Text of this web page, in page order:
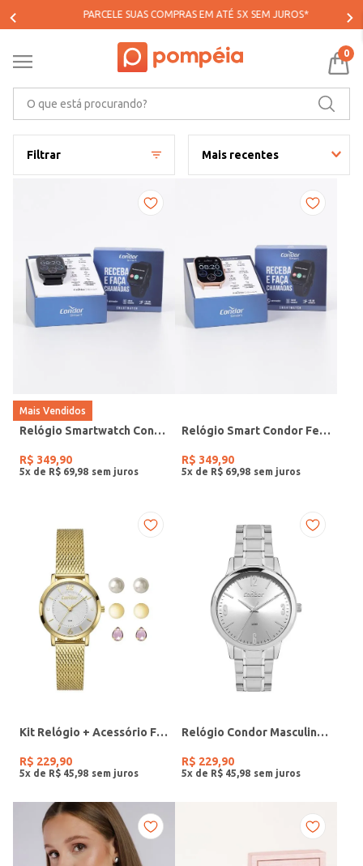
PARCELE SUAS COMPRAS EM ATÉ 5X SEM JUROS*
0
Filtrar Mais recentes
Mais Vendidos
Relógio Smartwatch Condor PRETO
R$ 349,90
5x de R$ 69 98
Relógio Smart Condor Feminino ROSE
R$ 349,90
5x de R$ 69 98
Kit Relógio + Acessório Feminino DOURADO
R$ 229,90
5x de R$ 45 98
Relógio Condor Masculino PRATA
R$ 229,90
5x de R$ 45 98